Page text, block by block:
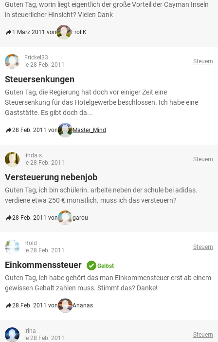
Guten Tag, worin liegt eigentlich der große Vorteil der Cayman Inseln
in steuerlicher Hinsicht? Vielen Dank
1 März 2011 von FroliK
Frickel33
le 28 Feb. 2011
Steuern
Steuersenkungen
Guten Tag, die Regierung hat doch vor einiger Zeit eine
Steuersenkung für das Hotelgewerbe beschlossen. Ich habe eine
Gaststätte. Es gibt doch da...
28 Feb. 2011 von Master_Mind
linda s.
le 28 Feb. 2011
Steuern
Versteuerung nebenjob
Guten Tag, ich bin schülerin. arbeite neben der schule bei adidas.
verdiene etwa 250 € monatlich. muss ich das versteuern?
28 Feb. 2011 von garou
Hold
le 28 Feb. 2011
Steuern
Einkommenssteuer Gelöst
Guten Tag, ich habe gehört das man Einkommensteuer erst ab einem
gewissen Gehalt zahlen muss. Stimmt das? Danke!
28 Feb. 2011 von Ananas
irina
le 28 Feb. 2011
Steuern